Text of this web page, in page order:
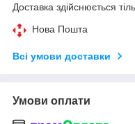
Доставка здійснюється
Нова Пошта
Всі умови доставки
Умови оплати